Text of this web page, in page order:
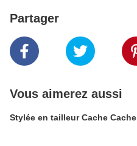
Partager
Vous aimerez aussi
Stylée en tailleur Cache Cache